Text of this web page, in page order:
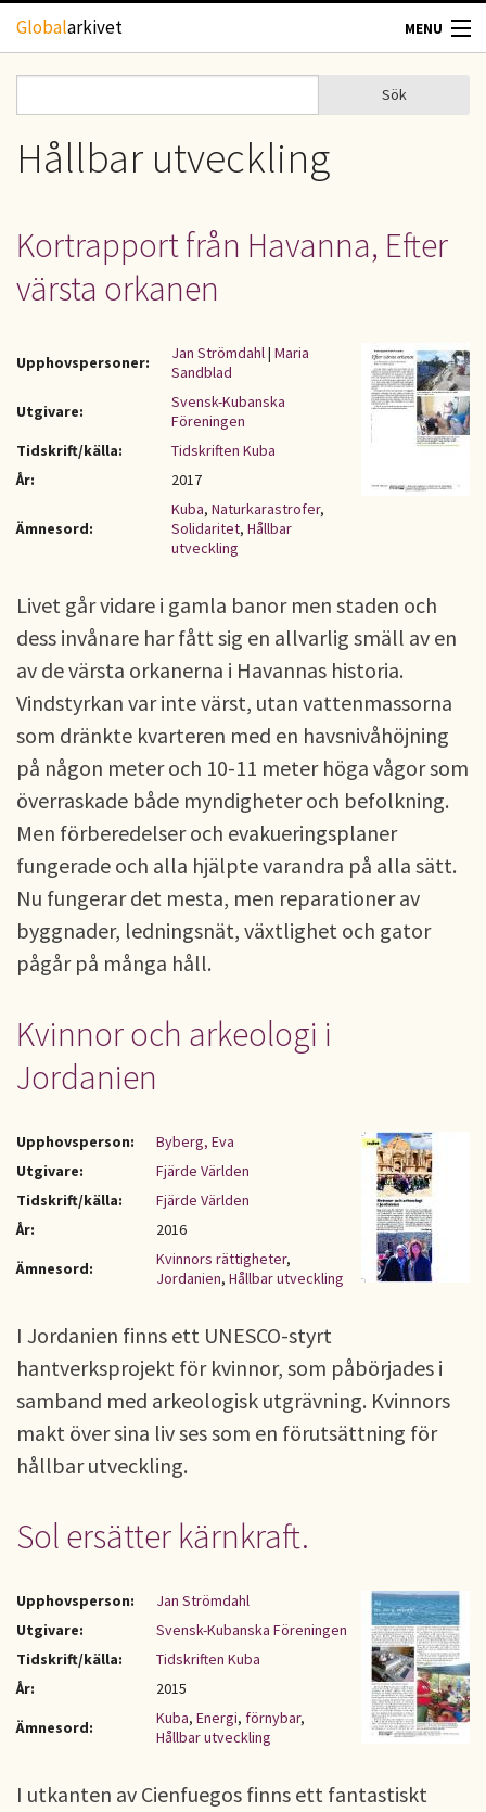
Hoppa till huvudinnehåll
Globalarkivet MENU
TIDSKRIFTER
GEOGRAFI
UPPHOVSRÄTT
KONTAKT
Sökformulär
Sök
Hållbar utveckling
Kortrapport från Havanna, Efter
värsta orkanen
Upphovspersoner: Jan Strömdahl| Maria
Sandblad
Utgivare:
Svensk-Kubanska
Föreningen
Tidskrift/källa:
Tidskriften Kuba
År:
2017
Ämnesord:
Kuba, Naturkarastrofer,
Solidaritet, Hållbar
utveckling
Livet går vidare i gamla banor men staden och
dess invånare har fått sig en allvarlig smäll av en
av de värsta orkanerna i Havannas historia.
Vindstyrkan var inte värst, utan vattenmassorna
som dränkte kvarteren med en havsnivåhöjning
på någon meter och 10-11 meter höga vågor som
överraskade både myndigheter och befolkning.
Men förberedelser och evakueringsplaner
fungerade och alla hjälpte varandra på alla sätt.
Nu fungerar det mesta, men reparationer av
byggnader, ledningsnät, växtlighet och gator
pågår på många håll.
Kvinnor och arkeologi i
Jordanien
Upphovsperson:
Byberg, Eva
Utgivare:
Fjärde Världen
Tidskrift/källa:
Fjärde Världen
År:
2016
Ämnesord:
Kvinnors rättigheter,
Jordanien, Hållbar utveckling
I Jordanien finns ett UNESCO-styrt
hantverksprojekt för kvinnor, som påbörjades i
samband med arkeologisk utgrävning. Kvinnors
makt över sina liv ses som en förutsättning för
hållbar utveckling.
Sol ersätter kärnkraft.
Upphovsperson:
Jan Strömdahl
Utgivare:
Svensk-Kubanska Föreningen
Tidskrift/källa:
Tidskriften Kuba
År:
2015
Ämnesord:
Kuba, Energi, förnybar,
Hållbar utveckling
I utkanten av Cienfuegos finns ett fantastiskt